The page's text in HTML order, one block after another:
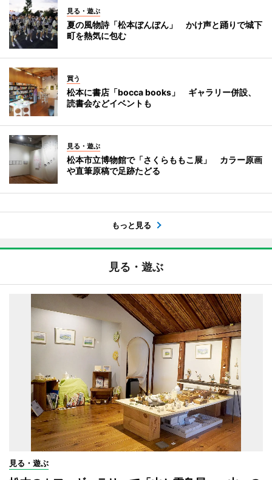
見る・遊ぶ
夏の風物詩「松本ぼんぼん」 かけ声と踊りで城下
町を熱気に包む
買う
松本に書店「bocca books」 ギャラリー併設、
読書会などイベントも
見る・遊ぶ
松本市立博物館で「さくらももこ展」 カラー原画
や直筆原稿で足跡たどる
もっと見る
見る・遊ぶ
見る・遊ぶ